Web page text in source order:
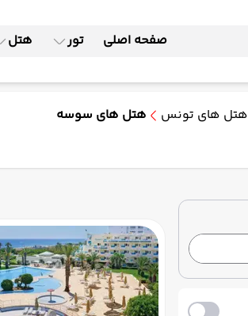
صفحه اصلی تور هتل
هتل های تونس هتل های سوسه